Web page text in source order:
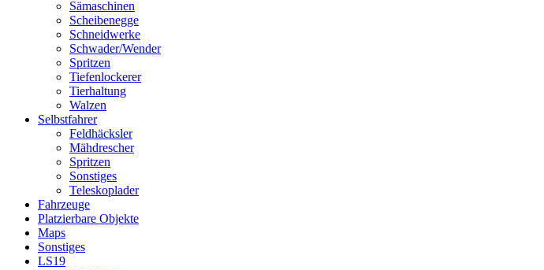
Sämaschinen
Scheibenegge
Schneidwerke
Schwader/Wender
Spritzen
Tiefenlockerer
Tierhaltung
Walzen
Selbstfahrer
Feldhäcksler
Mähdrescher
Spritzen
Sonstiges
Teleskoplader
Fahrzeuge
Platzierbare Objekte
Maps
Sonstiges
LS19